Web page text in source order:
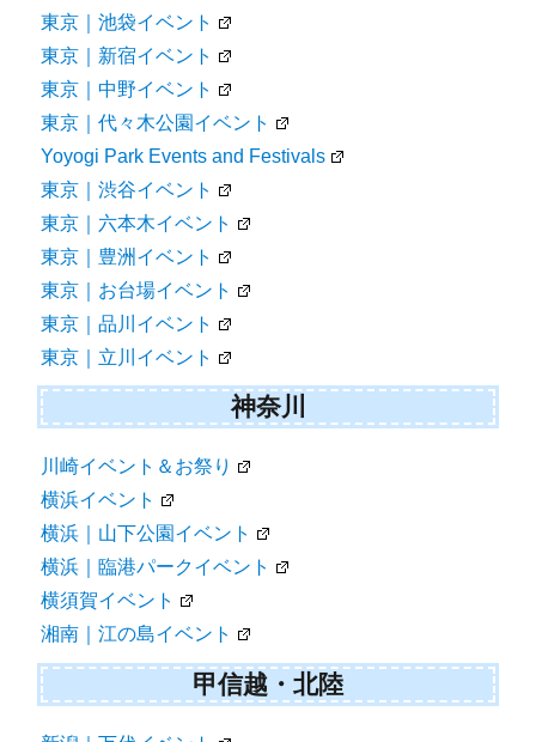
東京｜池袋イベント
東京｜新宿イベント
東京｜中野イベント
東京｜代々木公園イベント
Yoyogi Park Events and Festivals
東京｜渋谷イベント
東京｜六本木イベント
東京｜豊洲イベント
東京｜お台場イベント
東京｜品川イベント
東京｜立川イベント
神奈川
川崎イベント＆お祭り
横浜イベント
横浜｜山下公園イベント
横浜｜臨港パークイベント
横須賀イベント
湘南｜江の島イベント
甲信越・北陸